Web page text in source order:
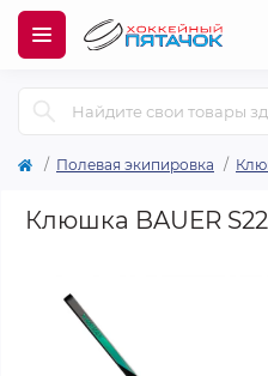
Полевая экипировка
Клюшка BAUER S22